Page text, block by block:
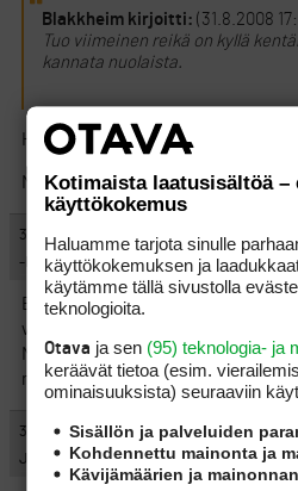
Blakkheim kirjoitti: (31.8.2008
Tuo viimeinen reikä on kyllä
kannata nuolaista.
Hiljaa hyvää tulee. Lyönti kerrallaan.
Molemmat tehneet #18 tähän
31.8.2008 20:47:00 #229532
-Hippo-
Eissssatana… Roope ja Antti menee
voitosta CT:ssa ja Minni ja Utti otti
Mihin tämä maailma on menossa.
muka ihan oikeasti enää
31.8.2008 20:52:00 #229533
JJTee
Kotimaista laatusisältöä –
käyttökokemus
Haluamme tarjota sinulle
käyttökokemuksen ja
käytämme tällä sivustolla
teknologioita.
Otava ja sen (95) teknologia- ja
keräävät tietoa (esim.
ominaisuuk­sista) seuraaviin
Sisällön ja palveluiden
Kohdennettu mainonta ja
Kävijämäärien ja